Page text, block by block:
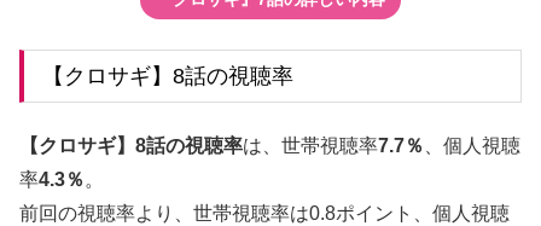
【クロサギ】8話の視聴率
【クロサギ】8話の視聴率は、世帯視聴率7.7％
、個人視聴
率4.3％ 。
前回の視聴率より、世帯視聴率は0.8ポイント、個人視聴